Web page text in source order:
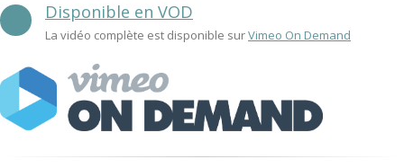
Disponible en VOD
La vidéo complète est disponible surVimeo On Demand